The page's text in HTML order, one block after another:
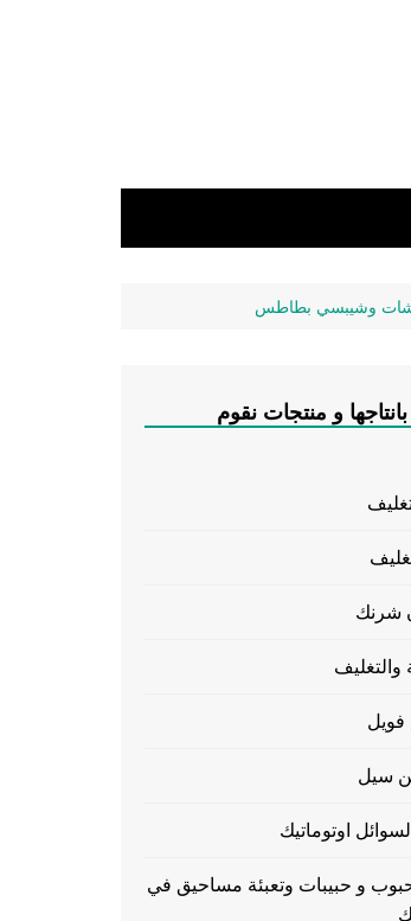
وشيبسي بطاطس
و منتجات نقوم
شرنك
والتغليف
فويل
سيل
اوتوماتيك
حبوب و حبيبات وتعبئة مساحيق في